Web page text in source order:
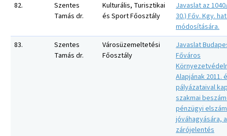
82.
Szentes
Tamás dr.
Kulturális, Turisztikai
és Sport Főosztály
Javaslat az
30.) Főv. Kgy.
módosítására.
83.
Szentes
Tamás dr.
Városüzemeltetési
Főosztály
Javaslat
Főváros
Alapjának 2011.
pályázataival
szakmai
pénzügyi
jóváhagyására, a
zárójelentés